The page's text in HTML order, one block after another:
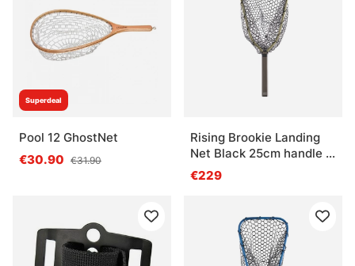
Superdeal
Pool 12 GhostNet
€30.90 €31.90
Rising Brookie Landing
Net Black 25cm handle -
Moss
€229